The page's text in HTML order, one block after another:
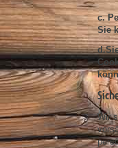
c.
Sie
Wir